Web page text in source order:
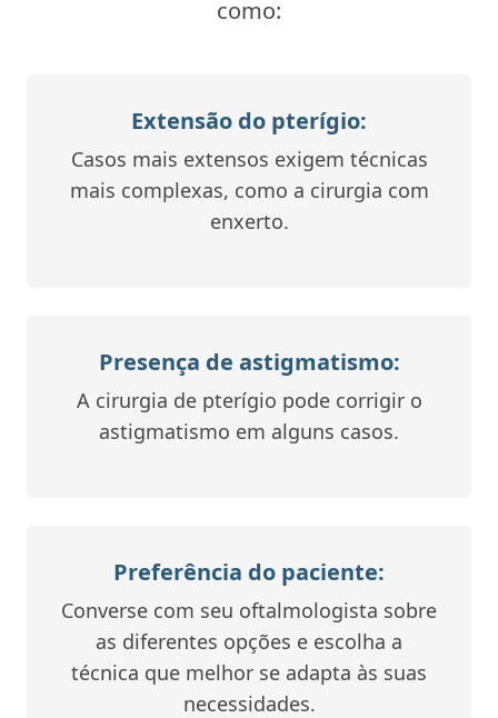
como:
Extensão do pterígio:
Casos mais extensos exigem técnicas
mais complexas, como a cirurgia com
enxerto.
Presença de astigmatismo:
A cirurgia de pterígio pode corrigir o
astigmatismo em alguns casos.
Preferência do paciente:
Converse com seu oftalmologista sobre
as diferentes opções e escolha a
técnica que melhor se adapta às suas
necessidades.